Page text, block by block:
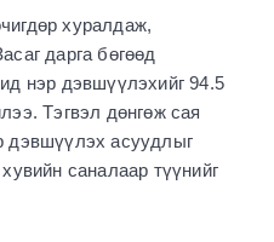
хуралдаж,
дарга бөгөөд
нэр дэвшүүлэхийг 94.5
Тэгвэл дөнгөж сая
дэвшүүлэх асуудлыг
саналаар түүнийг